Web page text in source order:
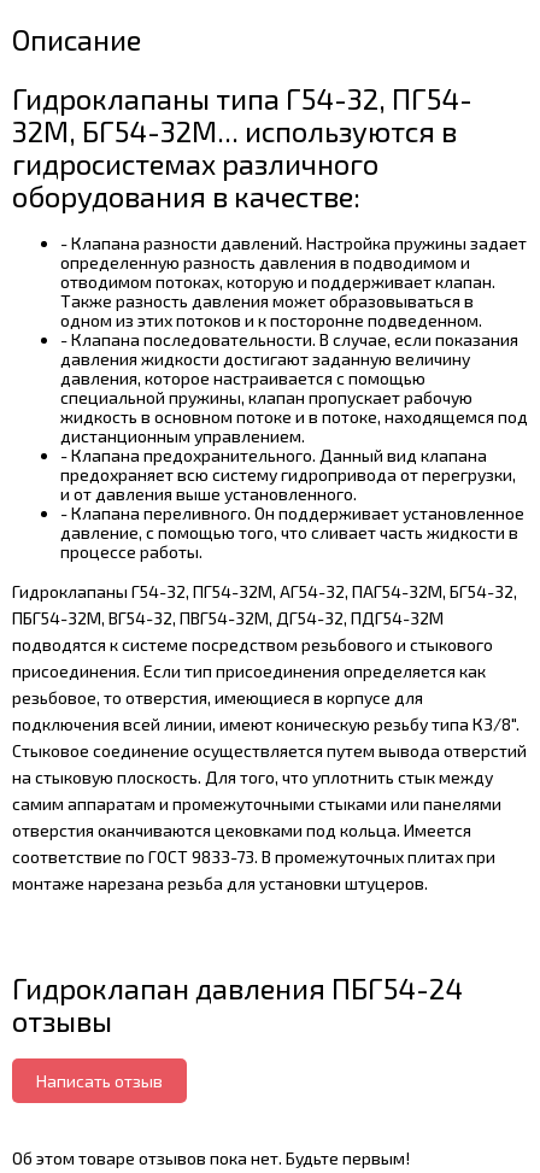
Описание
Гидроклапаны типа Г54-32, ПГ54-
32М, БГ54-32М... используются в
гидросистемах различного
оборудования в качестве:
- Клапана разности давлений. Настройка пружины задает
определенную разность давления в подводимом и
отводимом потоках, которую и поддерживает клапан.
Также разность давления может образовываться в
одном из этих потоков и к посторонне подведенном.
- Клапана последовательности. В случае, если показания
давления жидкости достигают заданную величину
давления, которое настраивается с помощью
специальной пружины, клапан пропускает рабочую
жидкость в основном потоке и в потоке, находящемся под
дистанционным управлением.
- Клапана предохранительного. Данный вид клапана
предохраняет всю систему гидропривода от перегрузки,
и от давления выше установленного.
- Клапана переливного. Он поддерживает установленное
давление, с помощью того, что сливает часть жидкости в
процессе работы.
Гидроклапаны Г54-32, ПГ54-32М, АГ54-32, ПАГ54-32М, БГ54-32,
ПБГ54-32М, ВГ54-32, ПВГ54-32М, ДГ54-32, ПДГ54-32М
подводятся к системе посредством резьбового и стыкового
присоединения. Если тип присоединения определяется как
резьбовое, то отверстия, имеющиеся в корпусе для
подключения всей линии, имеют коническую резьбу типа К3/8".
Стыковое соединение осуществляется путем вывода отверстий
на стыковую плоскость. Для того, что уплотнить стык между
самим аппаратам и промежуточными стыками или панелями
отверстия оканчиваются цековками под кольца. Имеется
соответствие по ГОСТ 9833-73. В промежуточных плитах при
монтаже нарезана резьба для установки штуцеров.
Гидроклапан давления ПБГ54-24
отзывы
Написать отзыв
Об этом товаре отзывов пока нет. Будьте первым!